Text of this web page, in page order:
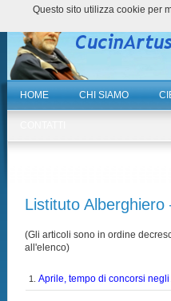
HOME CHI SIAMO
Listituto
(Gli articoli sono in ordine
all'elenco)
1.Aprile, tempo di concorsi
Questo sito utilizza cookie per